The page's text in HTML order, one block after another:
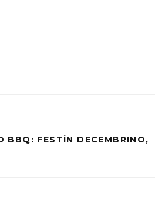
BBQ: FESTÍN DECEMBRINO,